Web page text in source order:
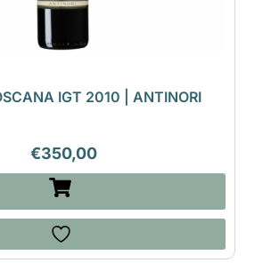
IGT 2010 | ANTINORI
€350,00